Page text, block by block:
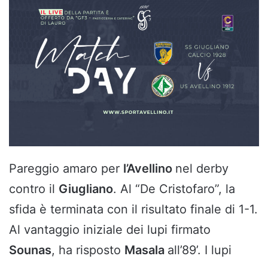
Pareggio amaro per l’Avellino nel derby
contro il Giugliano. Al “De Cristofaro”, la
sfida è terminata con il risultato finale di 1-1.
Al vantaggio iniziale dei lupi firmato
Sounas, ha risposto Masala all’89’. I lupi